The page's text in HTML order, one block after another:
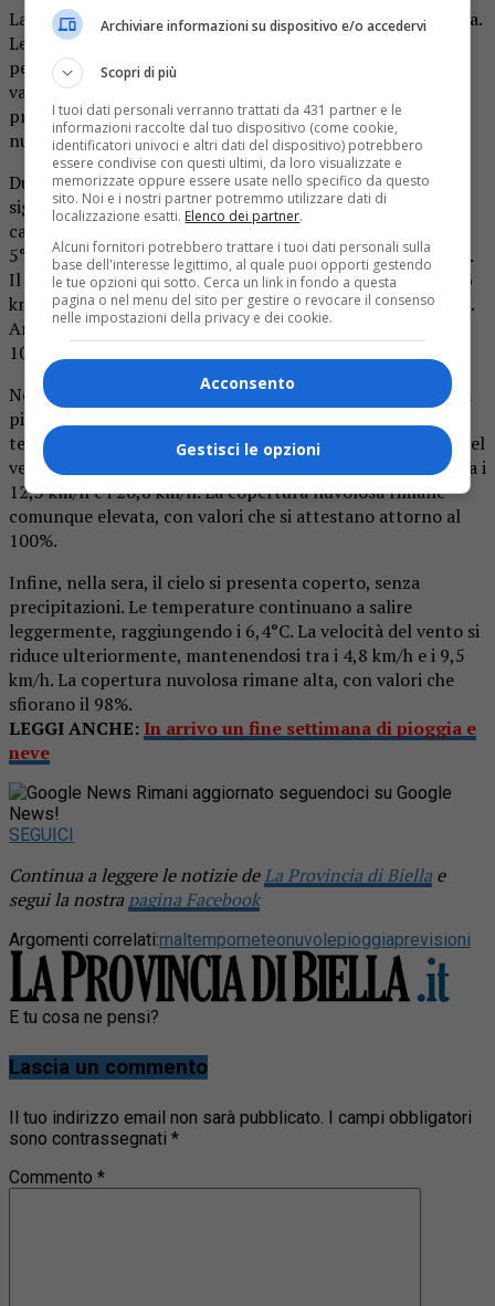
La notte sarà caratterizzata da pioggia leggera e moderata.
Le temperature si attestano intorno ai 5°C, con una
percezione che scende fino a 0°C. La velocità del vento
varia tra i 21,1 km/h e i 27,9 km/h, provenendo
principalmente da Nord e Nord-Ovest. La copertura
nuvolosa è totale, raggiungendo il 100%.
Durante la mattina, le condizioni meteo non subiscono
significativi cambiamenti. La pioggia moderata continua a
cadere, con temperature che si mantengono tra i 4°C e i
5°C. La temperatura percepita può scendere fino a -0,4°C.
Il vento si presenta con una velocità che arriva fino a 48,6
km/h, mantenendo la direzione prevalentemente da Nord.
Anche in questo caso, la copertura nuvolosa rimane al
100%.
Nel pomeriggio, si assiste a un lieve miglioramento, con la
pioggia leggera che continua a manifestarsi. Le
temperature si stabilizzano attorno ai 4,9°C. La velocità del
vento è più contenuta rispetto alla mattina, oscillando tra i
12,3 km/h e i 20,8 km/h. La copertura nuvolosa rimane
comunque elevata, con valori che si attestano attorno al
100%.
Infine, nella sera, il cielo si presenta coperto, senza
precipitazioni. Le temperature continuano a salire
leggermente, raggiungendo i 6,4°C. La velocità del vento si
riduce ulteriormente, mantenendosi tra i 4,8 km/h e i 9,5
km/h. La copertura nuvolosa rimane alta, con valori che
sfiorano il 98%.
LEGGI ANCHE: In arrivo un fine settimana di pioggia e
neve
Rimani aggiornato seguendoci su Google
News!
SEGUICI
Continua a leggere le notizie deLa Provincia di Biella e
segui la nostra pagina Facebook
Argomenti correlati:maltempometeonuvolepioggiaprevisioni
E tu cosa ne pensi?
Lascia un commento
Il tuo indirizzo email non sarà pubblicato. I campi obbligatori
sono contrassegnati *
Commento *
Archiviare informazioni su dispositivo e/o accedervi
Scopri di più
I tuoi dati personali verranno trattati da 431 partner e le
informazioni raccolte dal tuo dispositivo (come cookie,
identificatori univoci e altri dati del dispositivo) potrebbero
essere condivise con questi ultimi, da loro visualizzate e
memorizzate oppure essere usate nello specifico da questo
sito. Noi e i nostri partner potremmo utilizzare dati di
localizzazione esatti. Elenco dei partner.
Alcuni fornitori potrebbero trattare i tuoi dati personali sulla
base dell'interesse legittimo, al quale puoi opporti gestendo
le tue opzioni qui sotto. Cerca un link in fondo a questa
pagina o nel menu del sito per gestire o revocare il consenso
nelle impostazioni della privacy e dei cookie.
Acconsento
Gestisci le opzioni